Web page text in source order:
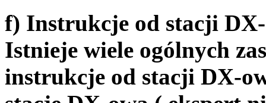
f) Instrukcje od stacji
Istnieje wiele ogólnych
instrukcje od stacji DX-